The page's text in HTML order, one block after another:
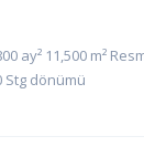
ay² 11,500 m²
Stg dönümü